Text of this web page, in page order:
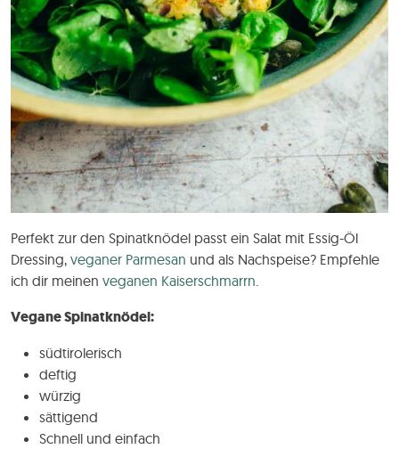
Perfekt zur den Spinatknödel passt ein Salat mit Essig-Öl
Dressing, veganer Parmesan und als Nachspeise? Empfehle
ich dir meinen veganen Kaiserschmarrn.
Vegane Spinatknödel:
südtirolerisch
deftig
würzig
sättigend
Schnell und einfach